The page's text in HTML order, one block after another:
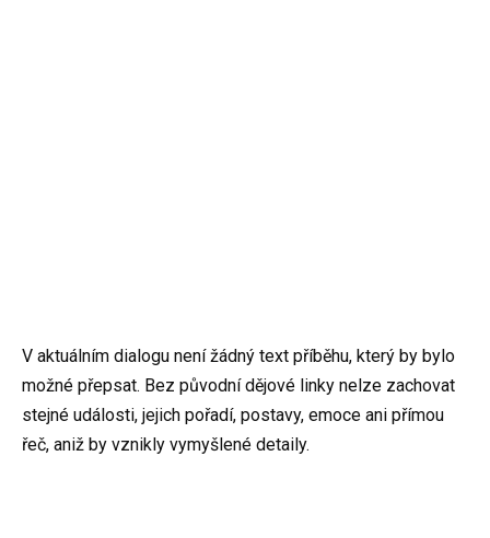
V aktuálním dialogu není žádný text příběhu, který by bylo
možné přepsat. Bez původní dějové linky nelze zachovat
stejné události, jejich pořadí, postavy, emoce ani přímou
řeč, aniž by vznikly vymyšlené detaily.